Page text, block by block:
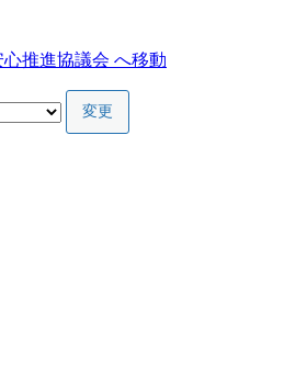
推進協議会 へ移動